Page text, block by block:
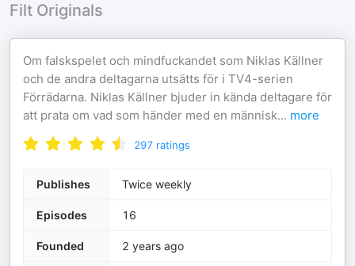
Filt Originals
Om falskspelet och mindfuckandet som Niklas Källner
och de andra deltagarna utsätts för i TV4-serien
Förrädarna. Niklas Källner bjuder in kända deltagare för
att prata om vad som händer med en människ... more
297 ratings
Publishes Twice weekly
Episodes 16
Founded 2 years ago